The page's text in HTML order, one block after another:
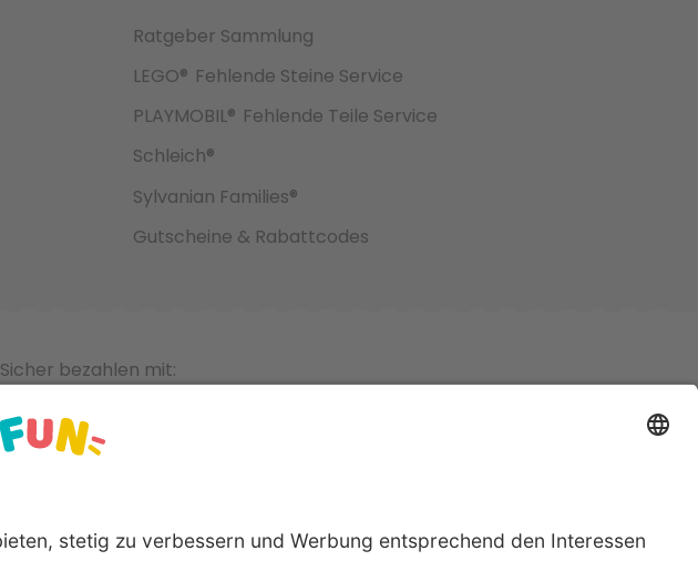
Ratgeber Sammlung
LEGO® Fehlende Steine Service
PLAYMOBIL® Fehlende Teile Service
Schleich®
Sylvanian Families®
Gutscheine & Rabattcodes
Sicher bezahlen mit: